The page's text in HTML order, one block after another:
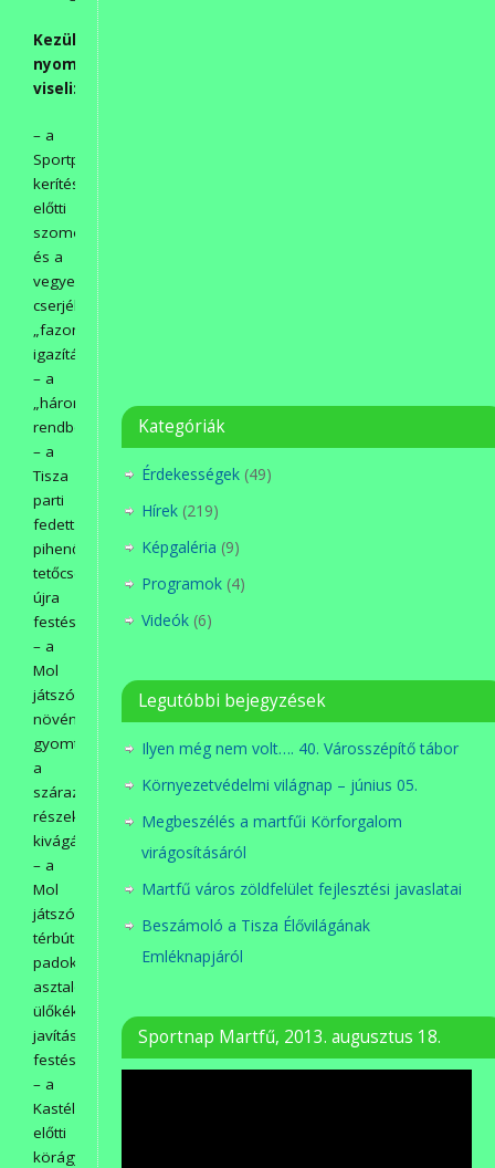
Kezük
nyomát
viseli:
– a
Sportpálya
kerítése
előtti
szomorúeprek
és a
vegyes
cserjék
„fazonra
igazítása”,
– a
„háromszögek”
rendbetétele,
– a
Tisza
parti
fedett
pihenő
tetőcseréje,
újra
festése,
– a
Mol
játszótér
növényeinek
gyomtalanítása,
a
száraz
részek
kivágása,
– a
Mol
játszótér
térbútorainak:
padok,
asztalok,
ülőkék
javítása,
festése,
– a
Kastélyszálló
előtti
körágyás
Kategóriák
Érdekességek (49)
Hírek (219)
Képgaléria (9)
Programok (4)
Videók (6)
Legutóbbi bejegyzések
Ilyen még nem volt…. 40. Városszépítő tábor
Környezetvédelmi világnap – június 05.
Megbeszélés a martfűi Körforgalom
virágosításáról
Martfű város zöldfelület fejlesztési javaslatai
Beszámoló a Tisza Élővilágának
Emléknapjáról
Sportnap Martfű, 2013. augusztus 18.